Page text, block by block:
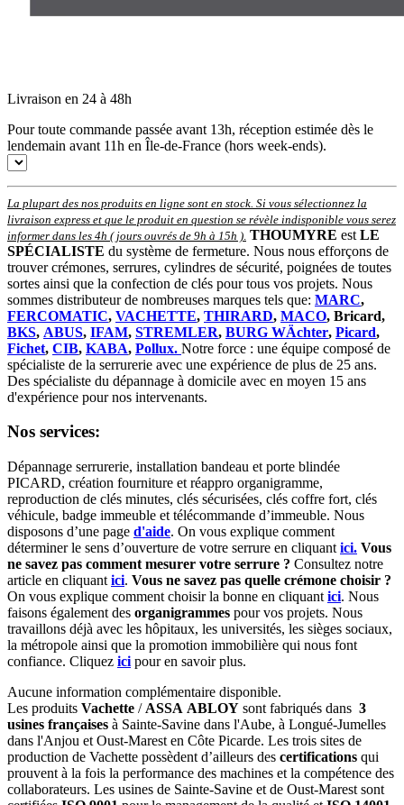
Livraison en 24 à 48h
Pour toute commande passée avant 13h, réception estimée dès le
lendemain avant 11h en Île-de-France (hors week-ends).
La plupart des nos produits en ligne sont en stock. Si vous sélectionnez la
livraison express et que le produit en question se révèle indisponible vous serez
informer dans les 4h ( jours ouvrés de 9h à 15h ) THOUMYRE est LE
SPÉCIALISTE du système de fermeture. Nous nous efforçons de
trouver crémones, serrures, cylindres de sécurité, poignées de toutes
sortes ainsi que la confection de clés pour tous vos projets. Nous
sommes distributeur de nombreuses marques tels que: MARC,
FERCOMATIC, VACHETTE, THIRARD, MACO, Bricard,
BKS, ABUS, IFAM, STREMLER, BURG WÄchter, Picard,
Fichet, CIB, KABA, Pollux. Notre force : une équipe composé de
spécialiste de la serrurerie avec une expérience de plus de 25 ans.
Des spécialiste du dépannage à domicile avec en moyen 15 ans
d'expérience pour nos intervenants.
Nos services:
Dépannage serrurerie, installation bandeau et porte blindée
PICARD, création fourniture et réappro organigramme,
reproduction de clés minutes, clés sécurisées, clés coffre fort, clés
véhicule, badge immeuble et télécommande d’immeuble. Nous
disposons d’une page d'aide. On vous explique comment
déterminer le sens d’ouverture de votre serrure en cliquant ici. Vous
ne savez pas comment mesurer votre serrure ? Consultez notre
article en cliquant ici. Vous ne savez pas quelle crémone choisir ?
On vous explique comment choisir la bonne en cliquant ici. Nous
faisons également des organigrammes pour vos projets. Nous
travaillons déjà avec les hôpitaux, les universités, les sièges sociaux,
la métropole ainsi que la promotion immobilière qui nous font
confiance. Cliquez ici pour en savoir plus.
Aucune information complémentaire disponible.
Les produits Vachette / ASSA ABLOY sont fabriqués dans 3
usines françaises à Sainte-Savine dans l'Aube, à Longué-Jumelles
dans l'Anjou et Oust-Marest en Côte Picarde. Les trois sites de
production de Vachette possèdent d’ailleurs des certifications qui
prouvent à la fois la performance des machines et la compétence des
collaborateurs. Les usines de Sainte-Savine et de Oust-Marest sont